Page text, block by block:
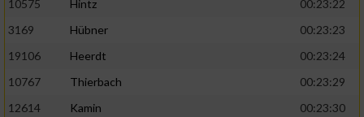
10575
Hintz
00:23:22
3169
Hübner
00:23:23
19106
Heerdt
00:23:24
10767
Thierbach
00:23:29
12614
Kamin
00:23:30